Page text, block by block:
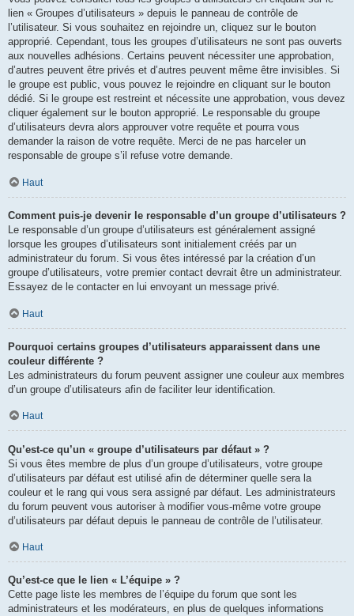
lien « Groupes d’utilisateurs » depuis le panneau de contrôle de
l’utilisateur. Si vous souhaitez en rejoindre un, cliquez sur le bouton
approprié. Cependant, tous les groupes d’utilisateurs ne sont pas ouverts
aux nouvelles adhésions. Certains peuvent nécessiter une approbation,
d’autres peuvent être privés et d’autres peuvent même être invisibles. Si
le groupe est public, vous pouvez le rejoindre en cliquant sur le bouton
dédié. Si le groupe est restreint et nécessite une approbation, vous devez
cliquer également sur le bouton approprié. Le responsable du groupe
d’utilisateurs devra alors approuver votre requête et pourra vous
demander la raison de votre requête. Merci de ne pas harceler un
responsable de groupe s’il refuse votre demande.
Haut
Comment puis-je devenir le responsable d’un groupe d’utilisateurs ?
Le responsable d’un groupe d’utilisateurs est généralement assigné
lorsque les groupes d’utilisateurs sont initialement créés par un
administrateur du forum. Si vous êtes intéressé par la création d’un
groupe d’utilisateurs, votre premier contact devrait être un administrateur.
Essayez de le contacter en lui envoyant un message privé.
Haut
Pourquoi certains groupes d’utilisateurs apparaissent dans une
couleur différente ?
Les administrateurs du forum peuvent assigner une couleur aux membres
d’un groupe d’utilisateurs afin de faciliter leur identification.
Haut
Qu’est-ce qu’un « groupe d’utilisateurs par défaut » ?
Si vous êtes membre de plus d’un groupe d’utilisateurs, votre groupe
d’utilisateurs par défaut est utilisé afin de déterminer quelle sera la
couleur et le rang qui vous sera assigné par défaut. Les administrateurs
du forum peuvent vous autoriser à modifier vous-même votre groupe
d’utilisateurs par défaut depuis le panneau de contrôle de l’utilisateur.
Haut
Qu’est-ce que le lien « L’équipe » ?
Cette page liste les membres de l’équipe du forum que sont les
administrateurs et les modérateurs, en plus de quelques informations